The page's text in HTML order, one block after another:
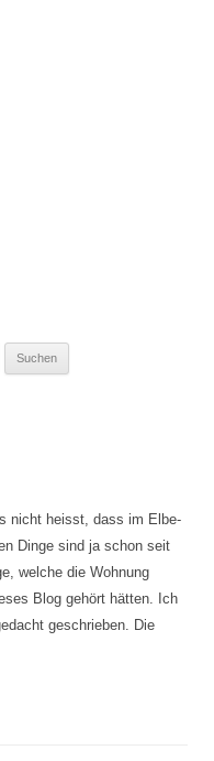
nicht heisst, dass im Elbe-
Dinge sind ja schon seit
welche die Wohnung
Blog gehört hätten. Ich
geschrieben. Die